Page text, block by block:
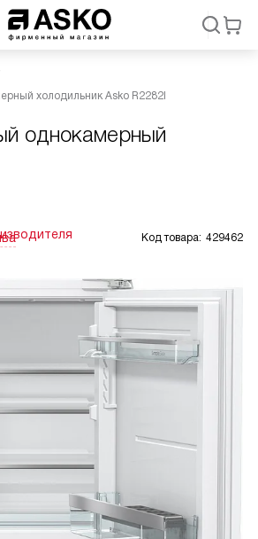
холодильник Asko R2282I
однокамерный
Код товара: 429462